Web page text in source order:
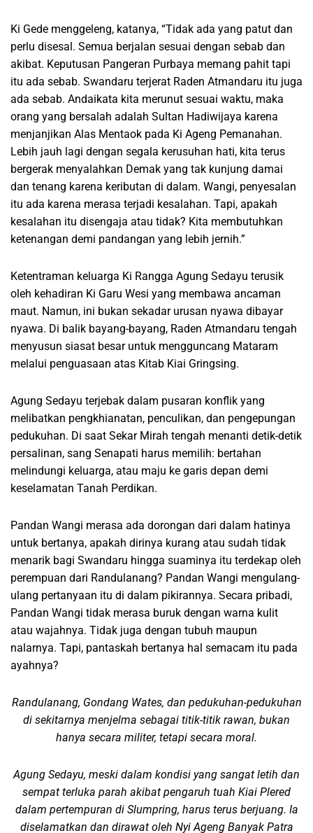
Ki Gede menggeleng, katanya, “Tidak ada yang patut dan
perlu disesal. Semua berjalan sesuai dengan sebab dan
akibat. Keputusan Pangeran Purbaya memang pahit tapi
itu ada sebab. Swandaru terjerat Raden Atmandaru itu juga
ada sebab. Andaikata kita merunut sesuai waktu, maka
orang yang bersalah adalah Sultan Hadiwijaya karena
menjanjikan Alas Mentaok pada Ki Ageng Pemanahan.
Lebih jauh lagi dengan segala kerusuhan hati, kita terus
bergerak menyalahkan Demak yang tak kunjung damai
dan tenang karena keributan di dalam. Wangi, penyesalan
itu ada karena merasa terjadi kesalahan. Tapi, apakah
kesalahan itu disengaja atau tidak? Kita membutuhkan
ketenangan demi pandangan yang lebih jernih.”
Ketentraman keluarga Ki Rangga Agung Sedayu terusik
oleh kehadiran Ki Garu Wesi yang membawa ancaman
maut. Namun, ini bukan sekadar urusan nyawa dibayar
nyawa. Di balik bayang-bayang, Raden Atmandaru tengah
menyusun siasat besar untuk mengguncang Mataram
melalui penguasaan atas Kitab Kiai Gringsing.
Agung Sedayu terjebak dalam pusaran konflik yang
melibatkan pengkhianatan, penculikan, dan pengepungan
pedukuhan. Di saat Sekar Mirah tengah menanti detik-detik
persalinan, sang Senapati harus memilih: bertahan
melindungi keluarga, atau maju ke garis depan demi
keselamatan Tanah Perdikan.
Pandan Wangi merasa ada dorongan dari dalam hatinya
untuk bertanya, apakah dirinya kurang atau sudah tidak
menarik bagi Swandaru hingga suaminya itu terdekap oleh
perempuan dari Randulanang? Pandan Wangi mengulang-
ulang pertanyaan itu di dalam pikirannya. Secara pribadi,
Pandan Wangi tidak merasa buruk dengan warna kulit
atau wajahnya. Tidak juga dengan tubuh maupun
nalarnya. Tapi, pantaskah bertanya hal semacam itu pada
ayahnya?
Randulanang, Gondang Wates, dan pedukuhan-pedukuhan
di sekitarnya menjelma sebagai titik-titik rawan, bukan
hanya secara militer, tetapi secara moral.
Agung Sedayu, meski dalam kondisi yang sangat letih dan
sempat terluka parah akibat pengaruh tuah Kiai Plered
dalam pertempuran di Slumpring, harus terus berjuang. Ia
diselamatkan dan dirawat oleh Nyi Ageng Banyak Patra